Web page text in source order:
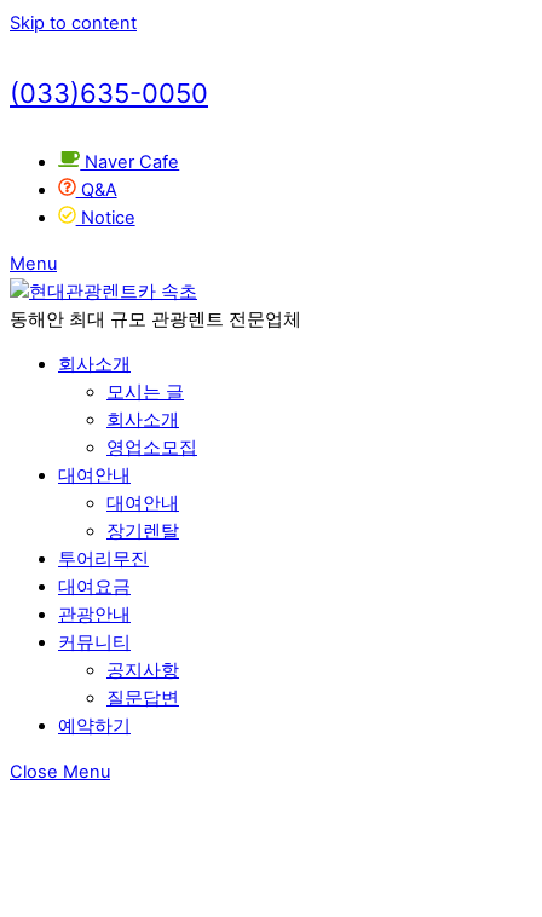
Skip to content
(033)635-0050
Naver Cafe
Q&A
Notice
Menu
동해안 최대 규모 관광렌트 전문업체
회사소개
모시는 글
회사소개
영업소모집
대여안내
대여안내
장기렌탈
투어리무진
대여요금
관광안내
커뮤니티
공지사항
질문답변
예약하기
Close Menu